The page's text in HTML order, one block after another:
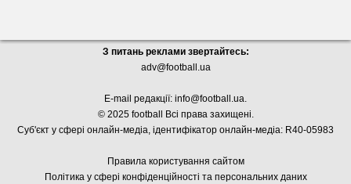
З питань реклами звертайтесь:
adv@football.ua
E-mail редакції: info@football.ua.
© 2025 football Всі права захищені.
Суб'єкт у сфері онлайн-медіа, ідентифікатор онлайн-медіа: R40-05983
Правила користування сайтом
Політика у сфері конфіденційності та персональних даних